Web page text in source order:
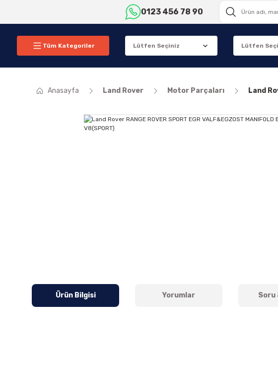
0123 456 78 90
Tüm Kategoriler
Anasayfa Land Rover Motor Parçaları Land
Ürün Bilgisi Yorumlar Soru